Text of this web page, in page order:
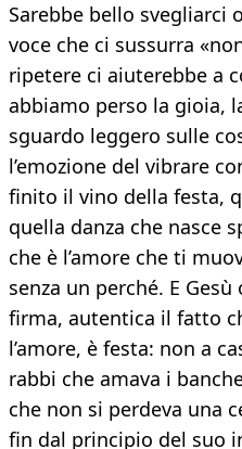
Sarebbe bello svegliarci
voce che ci sussurra
ripetere ci aiuterebbe a
abbiamo perso la gioia,
sguardo leggero sulle
l’emozione del vibrare
finito il vino della festa,
quella danza che nasce
che è l’amore che ti
senza un perché. E
firma, autentica il fatto
l’amore, è festa: non a
rabbi che amava i
che non si perdeva una
fin dal principio del suo